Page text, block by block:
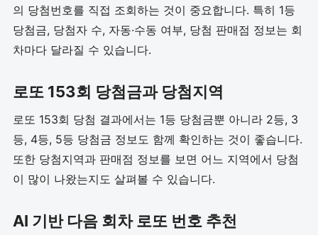
의 당첨번호를 직접 조회하는 것이 중요합니다. 특히 1등
당첨금, 당첨자 수, 자동·수동 여부, 당첨 판매점 정보는 회
차마다 달라질 수 있습니다.
로또 153회 당첨금과 당첨지역
로또 153회 당첨 결과에서는 1등 당첨금뿐 아니라 2등, 3
등, 4등, 5등 당첨금 정보도 함께 확인하는 것이 좋습니다.
또한 당첨지역과 판매점 정보를 보면 어느 지역에서 당첨
이 많이 나왔는지도 살펴볼 수 있습니다.
AI 기반 다음 회차 로또 번호 추천